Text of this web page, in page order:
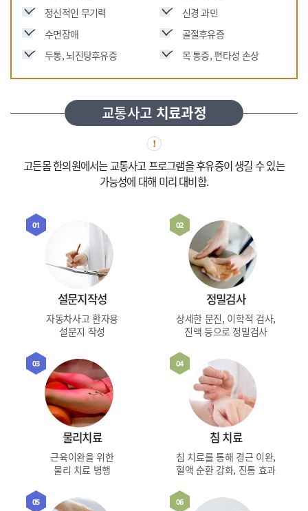
정신적인 무기력
신경 과민
수면장애
골절후유증
두통, 뇌진탕후유증
목 통증, 편타성 손상
교통사고 치료과정
고든몸 한의원에서는 교통사고 프로그램을후유증이 생길 수 있는
가능성에 대해 미리 대비함.
01
설문지작성
자동차사고 환자용
설문지 작성
02
정밀검사
상세한 문진, 이학적 검사,
진맥 등으로 정밀검사
03
물리치료
근육이완을 위한
물리 치료 병행
04
침 치료
침 치료를 통해 경근 이완,
혈액 순환 강화, 진통 효과
05 06